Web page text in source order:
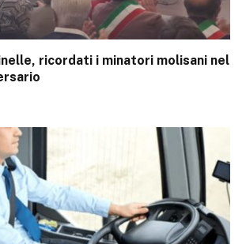
ricordati i minatori molisani nel